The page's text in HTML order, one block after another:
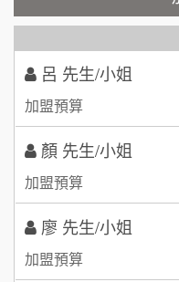
6 鼎威維修
7 88thai發發泰-泰
SHARE TEA歇腳
10 TEA TOP台灣第
加盟預算
顏 先生/小姐
加盟預算
廖 先生/小姐
加盟預算
黃 先生/小姐
加盟預算
【曉妍美妝】誠徵行
自助洗衣店誠徵代洗
MUSHEN徵SPA美
日十。早午食加盟說